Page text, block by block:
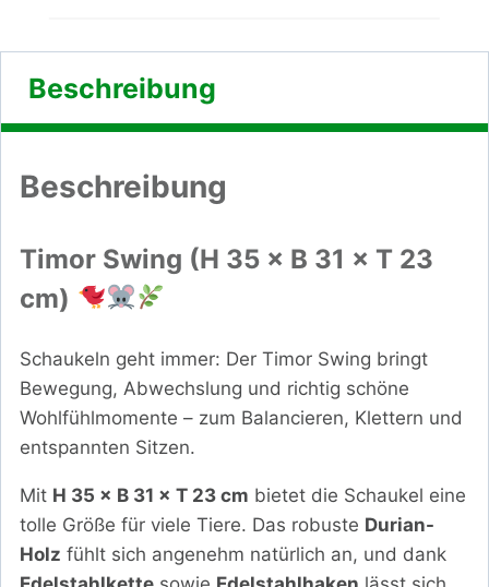
Menge
Beschreibung
Beschreibung
Timor Swing (H 35 × B 31 × T 23
cm)
Schaukeln geht immer: Der Timor Swing bringt
Bewegung, Abwechslung und richtig schöne
Wohlfühlmomente – zum Balancieren, Klettern und
entspannten Sitzen.
Mit H 35 × B 31 × T 23 cm bietet die Schaukel eine
tolle Größe für viele Tiere. Das robuste Durian-
Holz fühlt sich angenehm natürlich an, und dank